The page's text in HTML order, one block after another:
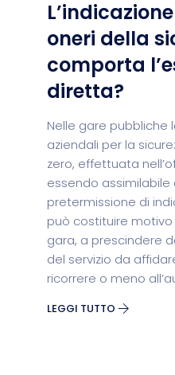
oneri della
comporta
diretta?
Nelle gare pubbliche
aziendali per la
zero, effettuata
essendo
pretermissione di
può costituire
gara, a prescindere
del servizio da
ricorrere o meno
LEGGI TUTTO